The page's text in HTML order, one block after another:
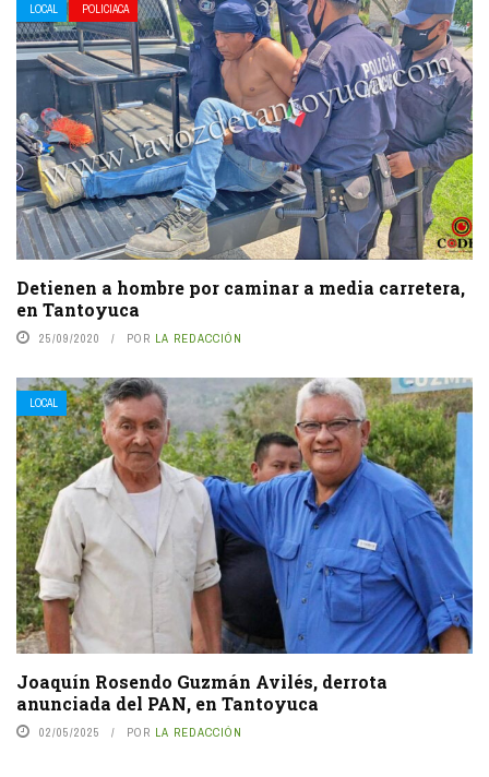
LOCAL POLICIACA
Detienen a hombre por caminar a media carretera,
en Tantoyuca
25/09/2020 POR LA REDACCIÓN
LOCAL
Joaquín Rosendo Guzmán Avilés, derrota
anunciada del PAN, en Tantoyuca
02/05/2025 POR LA REDACCIÓN